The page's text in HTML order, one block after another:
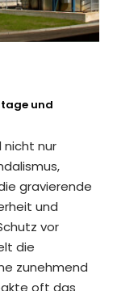
und
nicht nur
gravierende
und
vor
die
zunehmend
oft das